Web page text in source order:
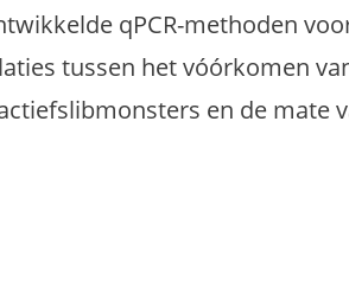
qPCR-methoden
tussen het vóórkomen
en de mate